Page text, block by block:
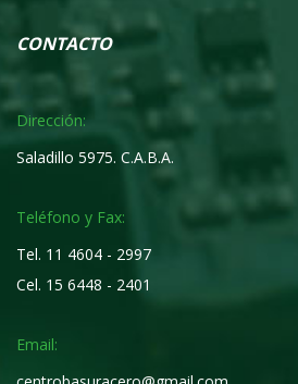
CONTACTO
Dirección:
Saladillo 5975. C.A.B.A.
Teléfono y Fax:
Tel. 11 4604 - 2997
Cel. 15 6448 - 2401
Email: